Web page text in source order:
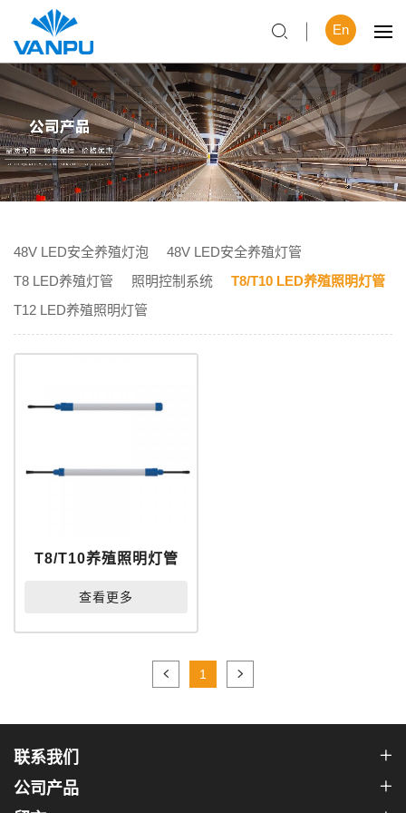
En
48V LED安全养殖灯泡
48V LED安全养殖灯管
T8 LED养殖灯管
照明控制系统
T8/T10 LED养殖照明灯管
T12 LED养殖照明灯管
T8/T10养殖照明灯管
查看更多
1
联系我们
公司产品